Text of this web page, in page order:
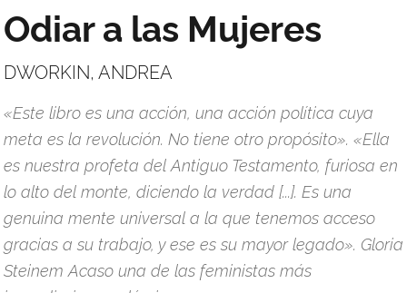
Odiar a las Mujeres
DWORKIN, ANDREA
«Este libro es una acción, una acción política cuya
meta es la revolución. No tiene otro propósito». «Ella
es nuestra profeta del Antiguo Testamento, furiosa en
lo alto del monte, diciendo la verdad [...]. Es una
genuina mente universal a la que tenemos acceso
gracias a su trabajo, y ese es su mayor legado». Gloria
Steinem Acaso una de las feministas más